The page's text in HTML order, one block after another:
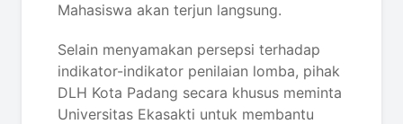
Mahasiswa akan terjun langsung.
Selain menyamakan persepsi terhadap
indikator-indikator penilaian lomba, pihak
DLH Kota Padang secara khusus meminta
Universitas Ekasakti untuk membantu